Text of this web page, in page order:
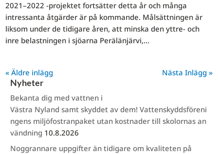
2021–2022 -projektet fortsätter detta år och många
intressanta åtgärder är på kommande. Målsättningen är
liksom under de tidigare åren, att minska den yttre- och
inre belastningen i sjöarna Perälänjärvi,...
« Äldre inlägg Nästa Inlägg »
Nyheter
Bekanta dig med vattnen i
Västra Nyland samt skyddet av dem! Vattenskyddsföreni
ngens miljöfostranpaket utan kostnader till skolornas an
vändning 10.8.2026
Noggrannare uppgifter än tidigare om kvaliteten på